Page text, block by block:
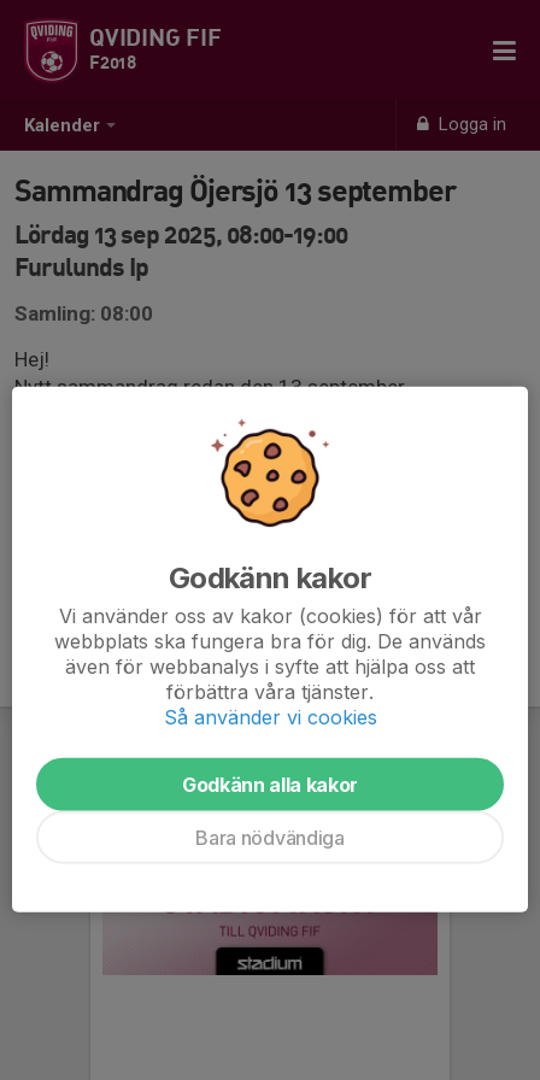
Kalender Logga in
QVIDING FIF
F2018
Sammandrag Öjersjö 13 september
Lördag 13 sep 2025, 08:00-19:00
Furulunds Ip
Samling: 08:00
Hej!
Nytt sammandrag redan den 13 september.
Vi behöver ha svar redan nu på tisdagen den 2
september. Vi hoppas att så många som möjligt kan
Mer info om spelschema kommer så snart vi vet.
Godkänn kakor
Vi använder oss av kakor (cookies) för att vår
webbplats ska fungera bra för dig. De används
även för webbanalys i syfte att hjälpa oss att
förbättra våra tjänster.
Så använder vi cookies
Godkänn alla kakor
Bara nödvändiga